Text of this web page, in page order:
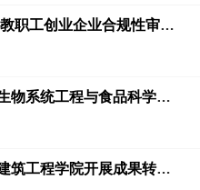
技术转化研究院举办浙江大学教职工创业企业合规性审查政策咨询会
走进院系 | 技术转化研究院赴生物系统工程与食品科学学院开展成果转化政策宣讲
走进院系 | 技术转化研究院赴建筑工程学院开展成果转化座谈会